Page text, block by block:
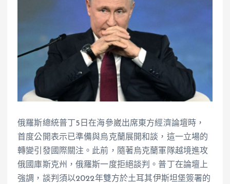
俄羅斯總統普丁5日在海參崴出席東方經濟論壇時，
首度公開表示已準備與烏克蘭展開和談，這一立場的
轉變引發國際關注。此前，隨著烏克蘭軍隊越境進攻
俄國庫斯克州，俄羅斯一度拒絕談判。普丁在論壇上
強調，談判須以2022年雙方於土耳其伊斯坦堡簽署的